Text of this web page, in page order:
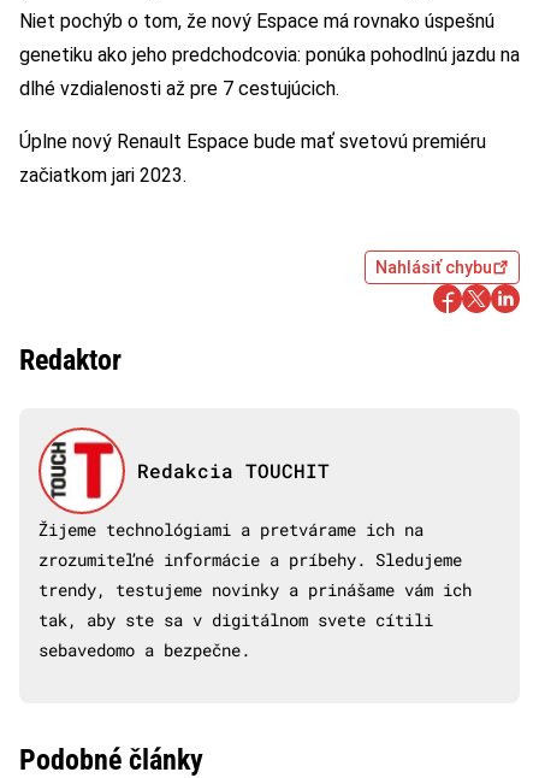
Niet pochýb o tom, že nový Espace má rovnako úspešnú
genetiku ako jeho predchodcovia: ponúka pohodlnú jazdu na
dlhé vzdialenosti až pre 7 cestujúcich.
Úplne nový Renault Espace bude mať svetovú premiéru
začiatkom jari 2023.
Nahlásiť chybu
Redaktor
Redakcia TOUCHIT
Žijeme technológiami a pretvárame ich na
zrozumiteľné informácie a príbehy. Sledujeme
trendy, testujeme novinky a prinášame vám ich
tak, aby ste sa v digitálnom svete cítili
sebavedomo a bezpečne.
Podobné články